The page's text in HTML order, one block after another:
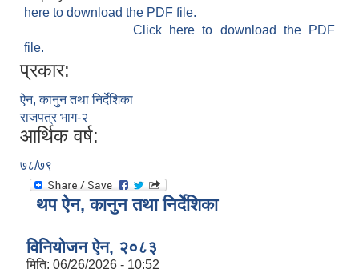
here to download the PDF file.
Click here to download the PDF
file.
प्रकार:
ऐन, कानुन तथा निर्देशिका
राजपत्र भाग-२
आर्थिक वर्ष:
७८/७९
थप ऐन, कानुन तथा निर्देशिका
विनियोजन ऐन, २०८३
मिति: 06/26/2026 - 10:52